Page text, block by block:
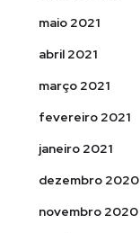
maio 2021
abril 2021
março 2021
fevereiro 2021
janeiro 2021
dezembro 2020
novembro 2020